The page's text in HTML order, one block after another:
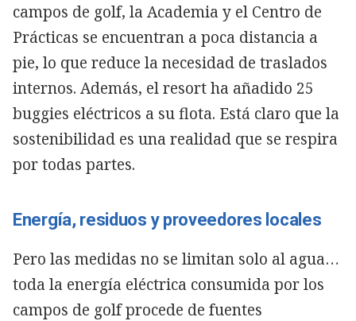
campos de golf, la Academia y el Centro de
Prácticas se encuentran a poca distancia a
pie, lo que reduce la necesidad de traslados
internos. Además, el resort ha añadido 25
buggies eléctricos a su flota. Está claro que la
sostenibilidad es una realidad que se respira
por todas partes.
Energía, residuos y proveedores locales
Pero las medidas no se limitan solo al agua…
toda la energía eléctrica consumida por los
campos de golf procede de fuentes